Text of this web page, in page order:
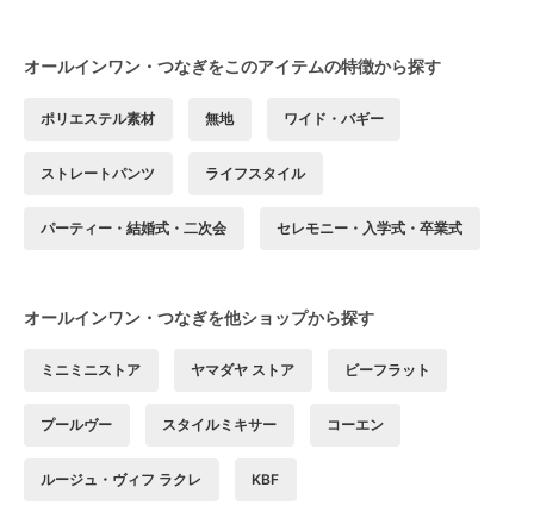
オールインワン・つなぎをこのアイテムの特徴から探す
ポリエステル素材 無地 ワイド・バギー
ストレートパンツ ライフスタイル
パーティー・結婚式・二次会 セレモニー・入学式・卒業式
オールインワン・つなぎを他ショップから探す
ミニミニストア ヤマダヤ ストア ビーフラット
プールヴー スタイルミキサー コーエン
ルージュ・ヴィフ ラクレ KBF